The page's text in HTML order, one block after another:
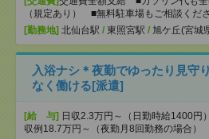
（規定あり） ■無料駐車場もご相談くだ
[勤務地] 北仙台駅 / 東照宮駅 / 旭ケ丘(宮城
入浴ナシ＊夜勤でゆったり見守
なく働ける[派遣]
[給 与] 日収2.3万円～（日勤時給1400円
収例18.7万円～（夜勤月8回勤務の場合）